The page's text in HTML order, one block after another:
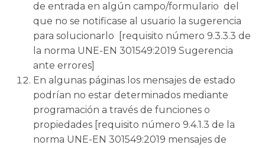
de entrada en algún campo/formulario del
que no se notificase al usuario la sugerencia
para solucionarlo [requisito número 9.3.3.3 de
la norma UNE-EN 301549:2019 Sugerencia
ante errores]
En algunas páginas los mensajes de estado
podrían no estar determinados mediante
programación a través de funciones o
propiedades [requisito número 9.4.1.3 de la
norma UNE-EN 301549:2019 mensajes de